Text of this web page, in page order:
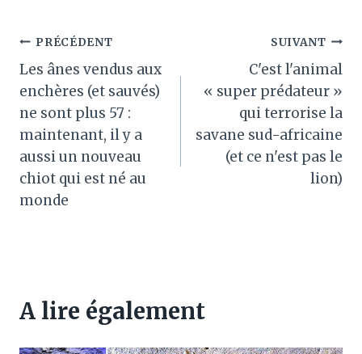
Navigation
de
l’article
PRÉCÉDENT
Les ânes vendus aux
enchères (et sauvés)
ne sont plus 57 :
maintenant, il y a
aussi un nouveau
chiot qui est né au
monde
SUIVANT
C'est l'animal
« super prédateur »
qui terrorise la
savane sud-africaine
(et ce n'est pas le
lion)
A lire également